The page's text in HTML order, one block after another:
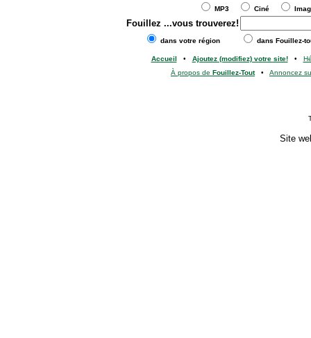
MP3 Ciné
Fouillez ...vous trouverez!
dans votre région dans Fouillez-
Accueil • Ajoutez (modifiez) votre site!•
À propos de Fouillez-Tout• Annoncez
Site